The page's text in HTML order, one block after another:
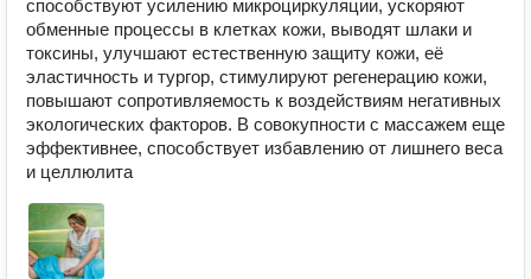
способствуют усилению микроциркуляции, ускоряют
обменные процессы в клетках кожи, выводят шлаки и
токсины, улучшают естественную защиту кожи, её
эластичность и тургор, стимулируют регенерацию кожи,
повышают сопротивляемость к воздействиям негативных
экологических факторов. В совокупности с массажем еще
эффективнее, способствует избавлению от лишнего веса
и целлюлита